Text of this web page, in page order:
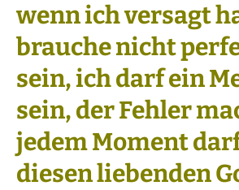
wenn ich versagt
brauche nicht
sein, ich darf ein
sein, der Fehler
jedem Moment
diesen liebenden